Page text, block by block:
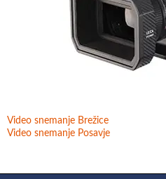
Video snemanje Brežice
Video snemanje Posavje